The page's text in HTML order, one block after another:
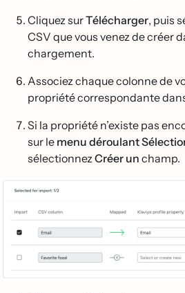
Cliquez surTélécharger, puis
CSV que vous venez de créer
chargement.
Associez chaque colonne de
propriété correspondante
Si la propriété n’existe pas
sur le menu déroulant
sélectionnez Créer un champ.